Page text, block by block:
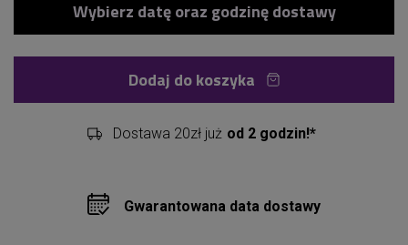
Dodaj do koszyka
Dostawa 20zł już od 2 godzin!*
Gwarantowana data dostawy